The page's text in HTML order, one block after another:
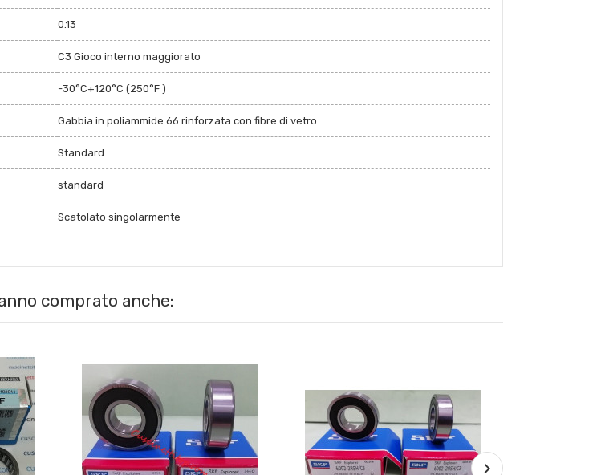
0.13
C3 Gioco interno maggiorato
-30°C+120°C (250°F )
Gabbia in poliammide 66 rinforzata con fibre di vetro
Standard
standard
Scatolato singolarmente
comprato anche: